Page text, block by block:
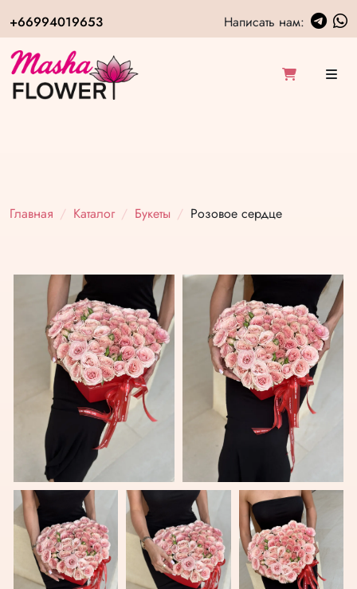
+66994019653 Написать нам:
Главная Каталог Букеты Розовое сердце